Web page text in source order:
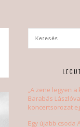
„A zene legyen
Barabás
koncertsorozat
Egy újabb csoda